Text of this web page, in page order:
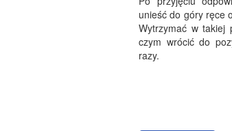
unieść do góry ręce
Wytrzymać w takiej
czym wrócić do
razy.